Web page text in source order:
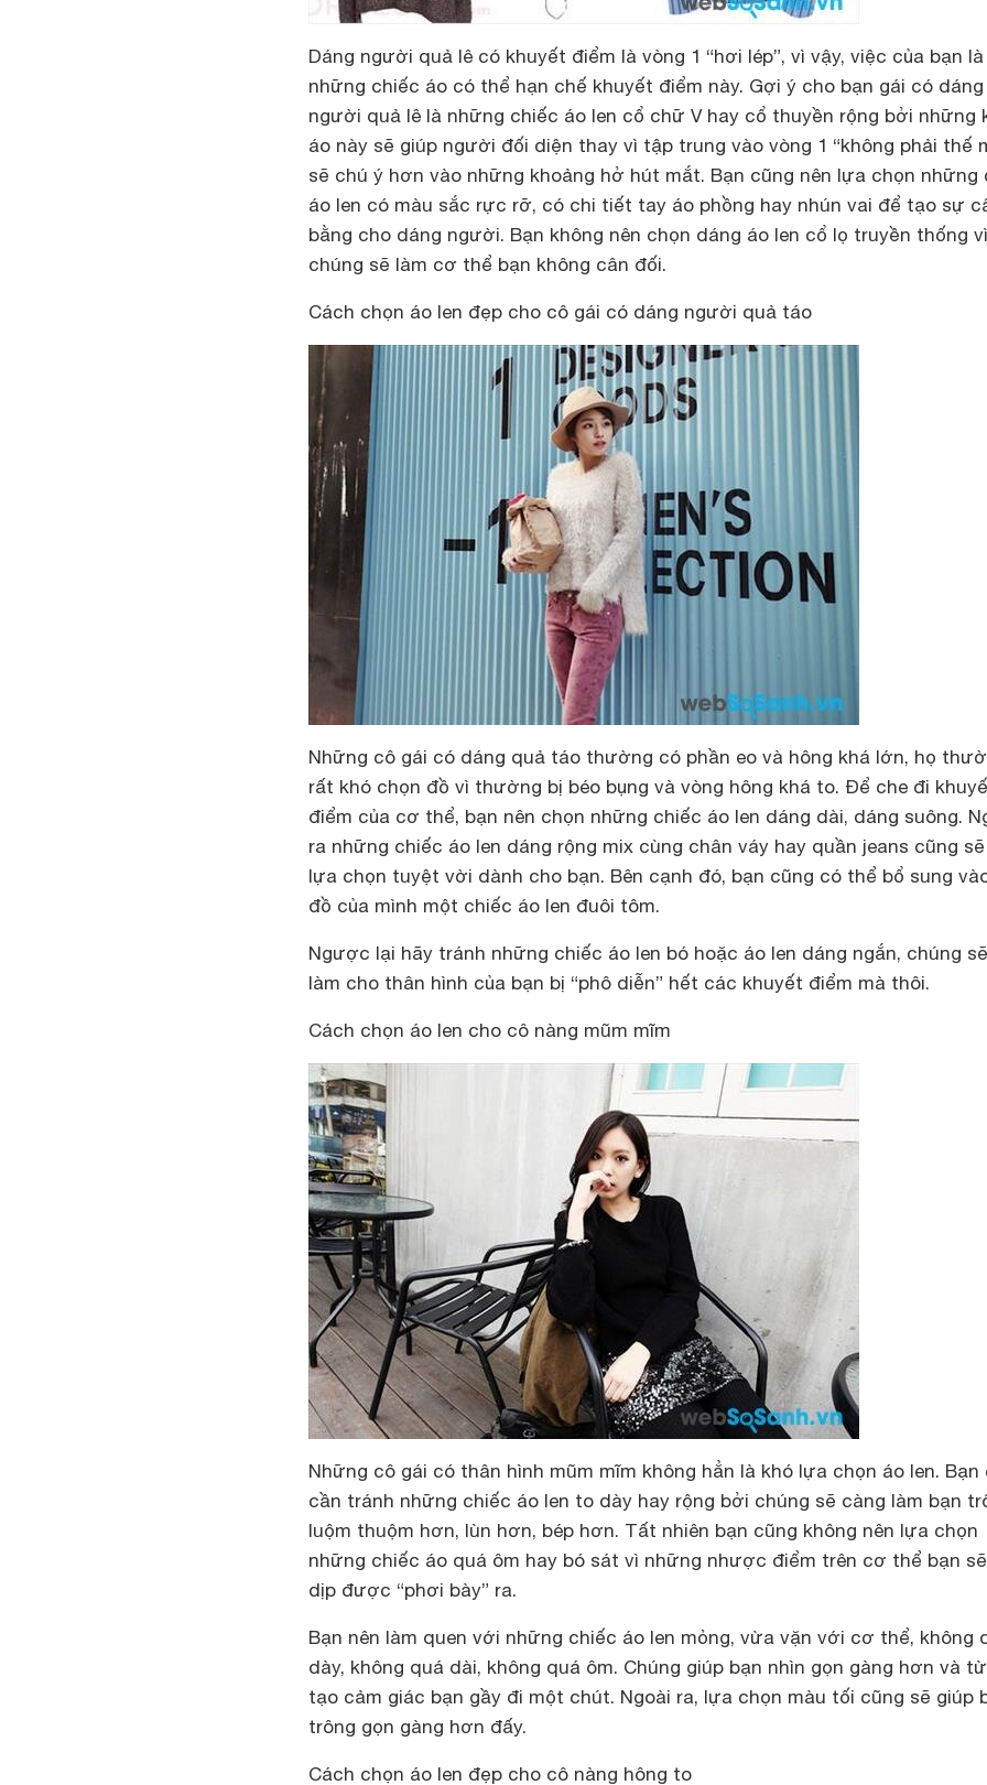
Dáng người quả lê có khuyết điểm là vòng 1 “hơi lép”, vì vậy, việc của bạn
những chiếc áo có thể hạn chế khuyết điểm này. Gợi ý cho bạn gái có dáng
người quả lê là những chiếc áo len cổ chữ V hay cổ thuyền rộng bởi những
áo này sẽ giúp người đối diện thay vì tập trung vào vòng 1 “không phải thế
sẽ chú ý hơn vào những khoảng hở hút mắt. Bạn cũng nên lựa chọn những
áo len có màu sắc rực rỡ, có chi tiết tay áo phồng hay nhún vai để tạo sự
bằng cho dáng người. Bạn không nên chọn dáng áo len cổ lọ truyền thống vì
chúng sẽ làm cơ thể bạn không cân đối.
Cách chọn áo len đẹp cho cô gái có dáng người quả táo
Những cô gái có dáng quả táo thường có phần eo và hông khá lớn, họ
rất khó chọn đồ vì thường bị béo bụng và vòng hông khá to. Để che đi
điểm của cơ thể, bạn nên chọn những chiếc áo len dáng dài, dáng suông.
ra những chiếc áo len dáng rộng mix cùng chân váy hay quần jeans cũng
lựa chọn tuyệt vời dành cho bạn. Bên cạnh đó, bạn cũng có thể bổ sung
đồ của mình một chiếc áo len đuôi tôm.
Ngược lại hãy tránh những chiếc áo len bó hoặc áo len dáng ngắn, chúng
làm cho thân hình của bạn bị “phô diễn” hết các khuyết điểm mà thôi.
Cách chọn áo len cho cô nàng mũm mĩm
Những cô gái có thân hình mũm mĩm không hẳn là khó lựa chọn áo len. Bạn
cần tránh những chiếc áo len to dày hay rộng bởi chúng sẽ càng làm bạn
luộm thuộm hơn, lùn hơn, bép hơn. Tất nhiên bạn cũng không nên lựa chọn
những chiếc áo quá ôm hay bó sát vì những nhược điểm trên cơ thể bạn
dịp được “phơi bày” ra.
Bạn nên làm quen với những chiếc áo len mỏng, vừa vặn với cơ thể, không
dày, không quá dài, không quá ôm. Chúng giúp bạn nhìn gọn gàng hơn và
tạo cảm giác bạn gầy đi một chút. Ngoài ra, lựa chọn màu tối cũng sẽ giúp
trông gọn gàng hơn đấy.
Cách chọn áo len đẹp cho cô nàng hông to